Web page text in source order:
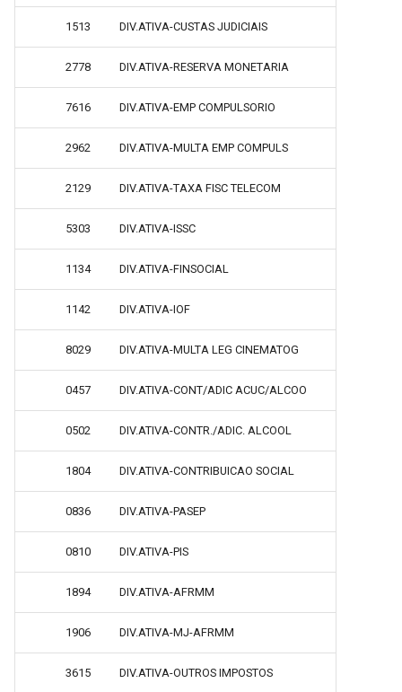
1513 DIV.ATIVA-CUSTAS JUDICIAIS
2778 DIV.ATIVA-RESERVA MONETARIA
7616 DIV.ATIVA-EMP COMPULSORIO
2962 DIV.ATIVA-MULTA EMP COMPULS
2129 DIV.ATIVA-TAXA FISC TELECOM
5303 DIV.ATIVA-ISSC
1134 DIV.ATIVA-FINSOCIAL
1142 DIV.ATIVA-IOF
8029 DIV.ATIVA-MULTA LEG CINEMATOG
0457 DIV.ATIVA-CONT/ADIC ACUC/ALCOO
0502 DIV.ATIVA-CONTR./ADIC. ALCOOL
1804 DIV.ATIVA-CONTRIBUICAO SOCIAL
0836 DIV.ATIVA-PASEP
0810 DIV.ATIVA-PIS
1894 DIV.ATIVA-AFRMM
1906 DIV.ATIVA-MJ-AFRMM
3615 DIV.ATIVA-OUTROS IMPOSTOS